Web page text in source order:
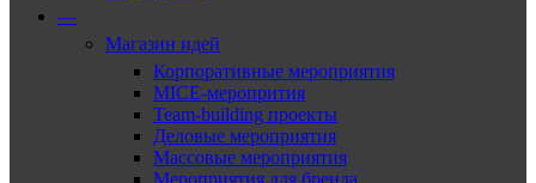
—
Магазин идей
Корпоративные мероприятия
MICE-меропрития
Team-building проекты
Деловые мероприятия
Массовые мероприятия
Мероприятия для бренда